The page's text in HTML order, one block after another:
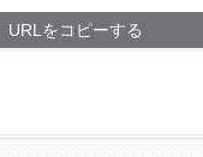
URLをコピーする